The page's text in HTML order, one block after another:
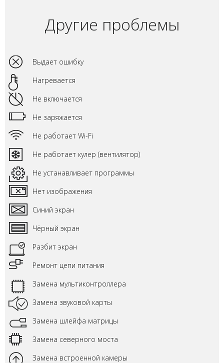
Другие проблемы
Выдает ошибку
Нагревается
Не включается
Не заряжается
Не работает Wi-Fi
Не работает кулер (вентилятор)
Не устанавливает программы
Нет изображения
Синий экран
Чёрный экран
Разбит экран
Ремонт цепи питания
Замена мультиконтроллера
Замена звуковой карты
Замена шлейфа матрицы
Замена северного моста
Замена встроенной камеры